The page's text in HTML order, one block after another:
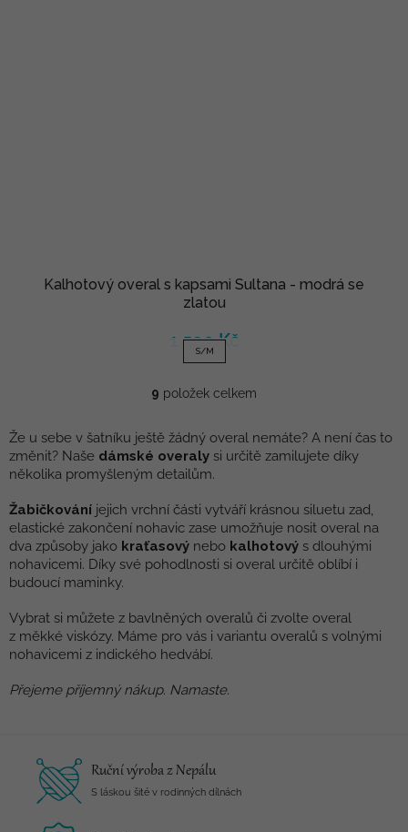
Kalhotový overal s kapsami Sultana - modrá se
zlatou
1 590 Kč
S/M
O
l
á
d
c
í
p
r
v
v
ý
p
s
9 položek celkem
Že u sebe v šatníku ještě žádný overal nemáte? A není čas to
změnit? Naše dámské overaly si určitě zamilujete díky
několika promyšleným detailům.
Žabičkování jejich vrchní části vytváří krásnou siluetu zad,
elastické zakončení nohavic zase umožňuje nosit overal na
dva způsoby jako kraťasový nebo kalhotový s dlouhými
nohavicemi. Díky své pohodlnosti si overal určitě oblíbí i
budoucí maminky.
Vybrat si můžete z bavlněných overalů či zvolte overal
z měkké viskózy. Máme pro vás i variantu overalů s volnými
nohavicemi z indického hedvábí.
Přejeme příjemný nákup. Namaste.
Ruční výroba z Nepálu
S láskou šité v rodinných dílnách